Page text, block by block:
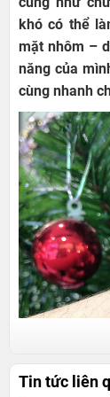
khó có thể
mặt nhôm –
năng của
cùng nhanh
Tin tức liên